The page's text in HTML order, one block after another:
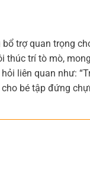
trợ quan trọng
thúc trí tò mò,
liên quan như:
cho bé tập đứng